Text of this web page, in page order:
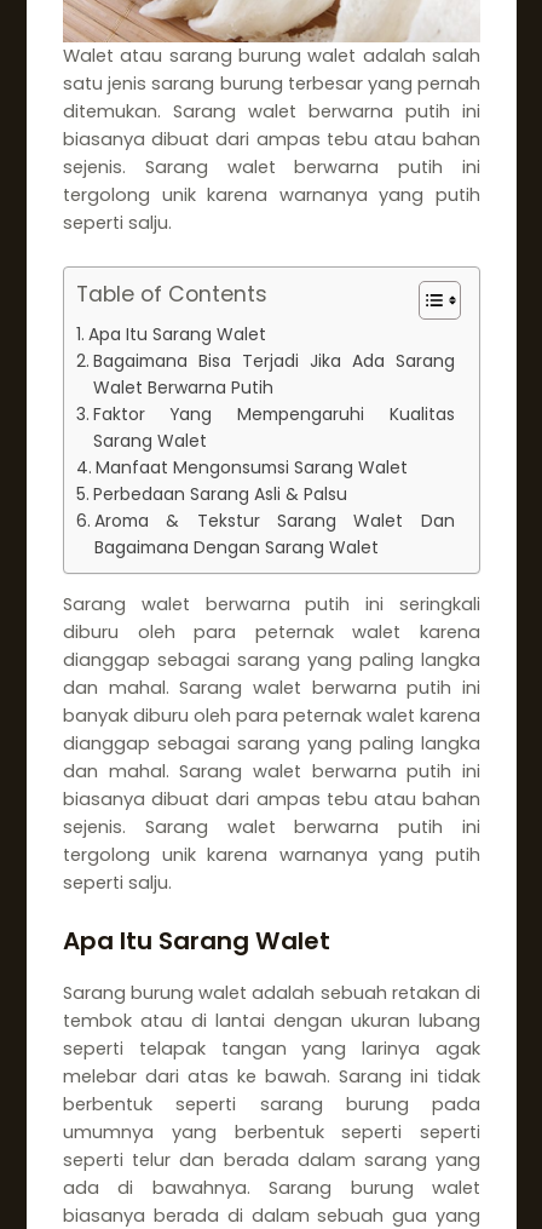
Walet atau sarang burung walet adalah salah
satu jenis sarang burung terbesar yang pernah
ditemukan. Sarang walet berwarna putih ini
biasanya dibuat dari ampas tebu atau bahan
sejenis. Sarang walet berwarna putih ini
tergolong unik karena warnanya yang putih
seperti salju.
Table of Contents
Apa Itu Sarang Walet
Bagaimana Bisa Terjadi Jika Ada Sarang
Walet Berwarna Putih
Faktor Yang Mempengaruhi Kualitas
Sarang Walet
Manfaat Mengonsumsi Sarang Walet
Perbedaan Sarang Asli & Palsu
Aroma & Tekstur Sarang Walet Dan
Bagaimana Dengan Sarang Walet
Sarang walet berwarna putih ini seringkali
diburu oleh para peternak walet karena
dianggap sebagai sarang yang paling langka
dan mahal. Sarang walet berwarna putih ini
banyak diburu oleh para peternak walet karena
dianggap sebagai sarang yang paling langka
dan mahal. Sarang walet berwarna putih ini
biasanya dibuat dari ampas tebu atau bahan
sejenis. Sarang walet berwarna putih ini
tergolong unik karena warnanya yang putih
seperti salju.
Apa Itu Sarang Walet
Sarang burung walet adalah sebuah retakan di
tembok atau di lantai dengan ukuran lubang
seperti telapak tangan yang larinya agak
melebar dari atas ke bawah. Sarang ini tidak
berbentuk seperti sarang burung pada
umumnya yang berbentuk seperti seperti
seperti telur dan berada dalam sarang yang
ada di bawahnya. Sarang burung walet
biasanya berada di dalam sebuah gua yang